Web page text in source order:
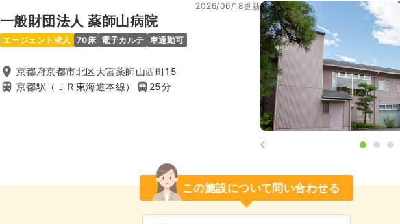
一般財団法人 薬師山病院
2026/06/18更新
エージェント求人 70床 電子カルテ 車通勤可
京都府京都市北区大宮薬師山西町15
京都駅（ＪＲ東海道本線）
25分
この施設について問い合わせる